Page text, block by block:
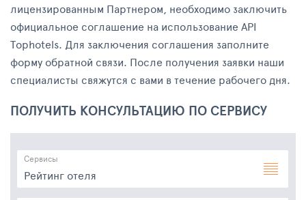
лицензированным Партнером, необходимо заключить
официальное соглашение на использование API
Tophotels. Для заключения соглашения заполните
форму обратной связи. После получения заявки наши
специалисты свяжутся с вами в течение рабочего дня.
ПОЛУЧИТЬ КОНСУЛЬТАЦИЮ ПО СЕРВИСУ
Рейтинг отеля
Сервисы